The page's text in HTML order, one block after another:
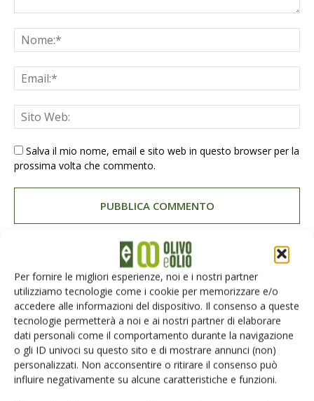
Per fornire le migliori esperienze, noi e i nostri partner
utilizziamo tecnologie come i cookie per memorizzare e/o
accedere alle informazioni del dispositivo. Il consenso a queste
tecnologie permetterà a noi e ai nostri partner di elaborare
dati personali come il comportamento durante la navigazione
o gli ID univoci su questo sito e di mostrare annunci (non)
personalizzati. Non acconsentire o ritirare il consenso può
influire negativamente su alcune caratteristiche e funzioni.
Salva il mio nome, email e sito web in questo browser per la
prossima volta che commento.
E-magazine
Tecniche, prodotti e servizi dalle aziende